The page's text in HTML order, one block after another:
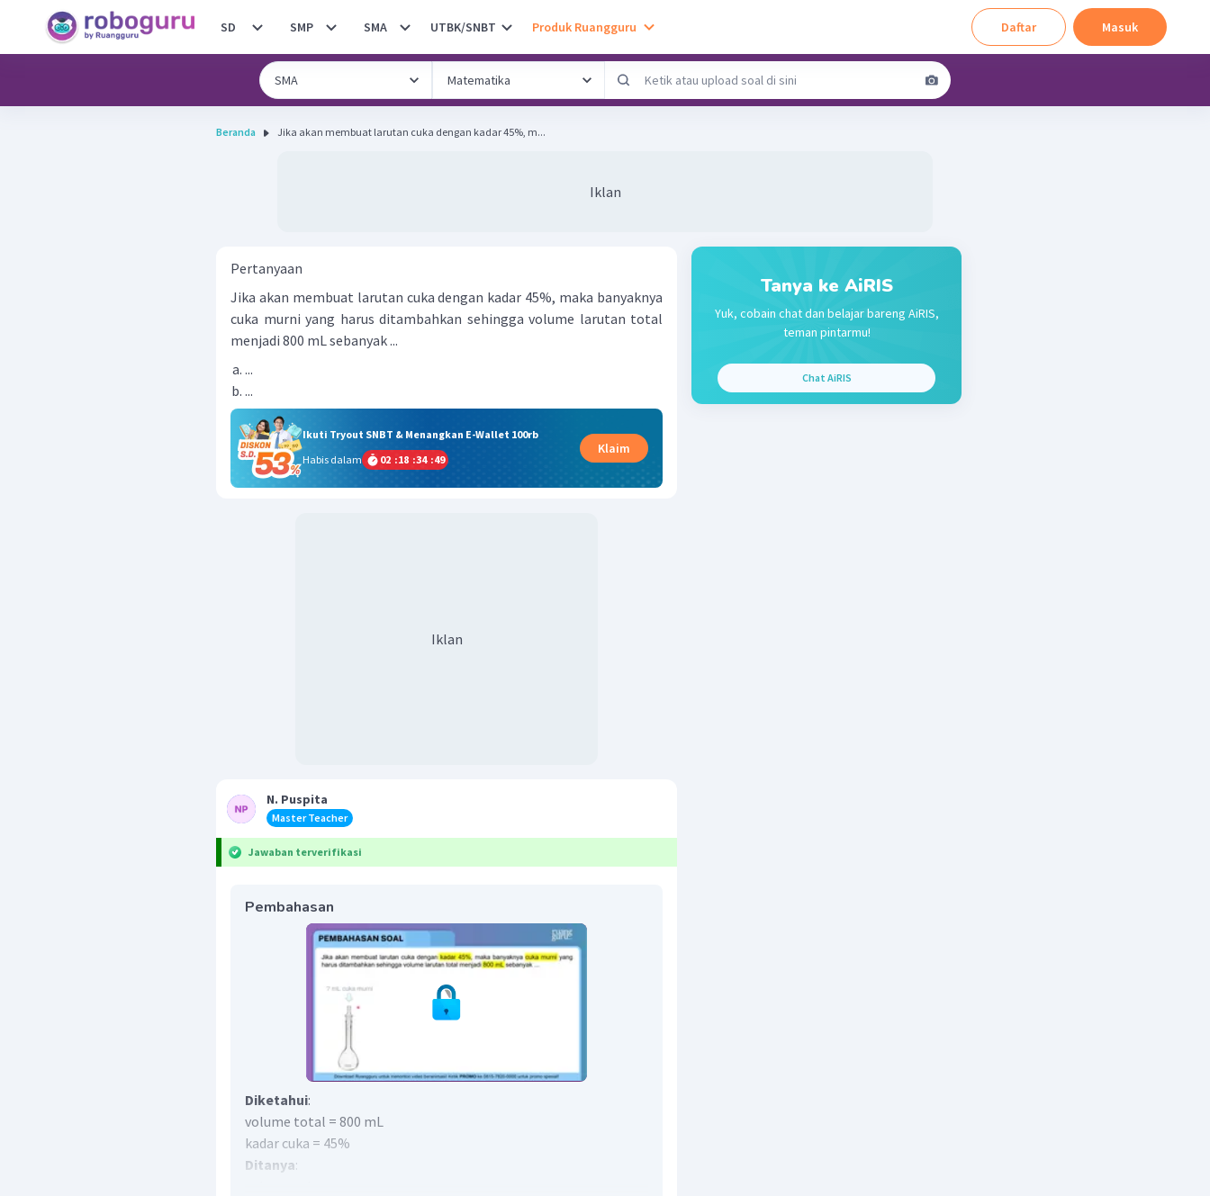
SD SMP SMA UTBK/SNBT Produk Ruangguru Daftar Masuk
Beranda Jika akan membuat larutan cuka dengan kadar 45%, m...
Iklan
Pertanyaan
Jika akan membuat larutan cuka dengan kadar 45%, maka banyaknya
cuka murni yang harus ditambahkan sehingga volume larutan total
menjadi 800 mL sebanyak ...
...
...
Ikuti Tryout SNBT & Menangkan E-Wallet 100rb
Habis dalam
02 :18 :34 :49
Klaim
Iklan
N. Puspita
Master Teacher
Jawaban terverifikasi
Pembahasan
Diketahui:
volume total = 800 mL
kadar cuka = 45%
Ditanya:
Tanya ke AiRIS
Yuk, cobain chat dan belajar bareng AiRIS,
teman pintarmu!
Chat AiRIS